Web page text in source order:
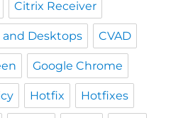
Citrix Receiver
Desktops CVAD
Google Chrome
Hotfix Hotfixes